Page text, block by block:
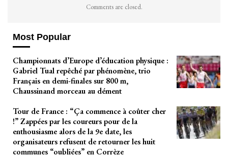
Comments are closed.
Most Popular
Championnats d’Europe d’éducation physique :
Gabriel Tual repêché par phénomène, trio
Français en demi-finales sur 800 m,
Chaussinand morceau au dément
Tour de France : “Ça commence à coûter cher
!” Zappées par les coureurs pour de la
enthousiasme alors de la 9e date, les
organisateurs refusent de retourner les huit
communes “oubliées” en Corrèze